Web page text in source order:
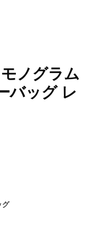
ノグラム
バッグ レ
グ